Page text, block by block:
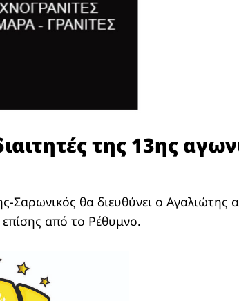
της 13ης
Σαρωνικός θα διευθύνει ο
από το Ρέθυμνο.